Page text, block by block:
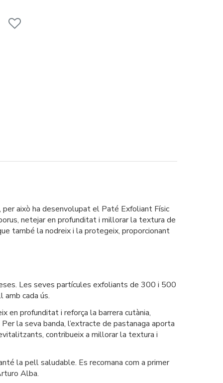
per això ha desenvolupat el Paté Exfoliant Físic
netejar en profunditat i millorar la textura de
també la nodreix i la protegeix, proporcionant
Les seves partícules exfoliants de 300 i 500
cada ús.
en profunditat i reforça la barrera cutània,
la seva banda, l’extracte de pastanaga aporta
contribueix a millorar la textura i
la pell saludable. Es recomana com a primer
Alba.